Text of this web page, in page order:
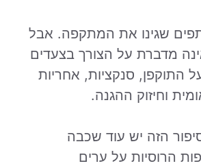
שגינו את המתקפה. אבל
מדברת על הצורך בצעדים
התוקפן, סנקציות, אחריות
וחיזוק ההגנה.
הזה יש עוד שכבה
הרוסיות על ערים